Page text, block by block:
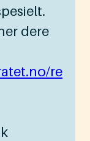
dere
re